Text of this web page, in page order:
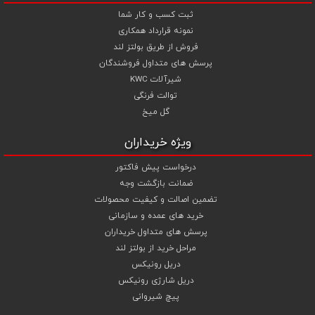
ثبت کسب و کار شما
نمونه قرارداد همکاری
فروش از طریق بولتز لند
پرسش های متداول فروشندگان
شیرآلات KWC
توالت فرنگی
گل میخ
ویژه خریداران
درخواست پیش فاکتور
ضمانت بازگشت وجه
تضمین اصالت و کیفیت محصولات
خرید های عمده و سازمانی
پرسش های متداول خریداران
مراحل خرید از بولتز لند
دریل رونیکس
دریل شارژی رونیکس
پیچ شیروانی